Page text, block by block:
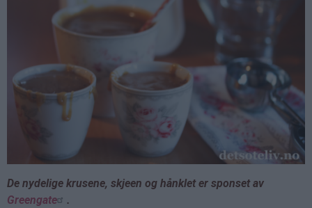
De nydelige krusene, skjeen og hånklet er sponset av
Greengate
.